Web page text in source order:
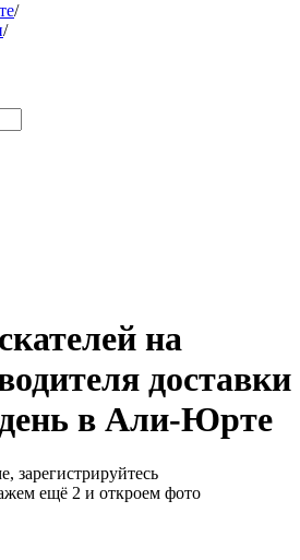
/
/
на
доставки
в Али-Юрте
зарегистрируйтесь
ещё 2 и откроем фото